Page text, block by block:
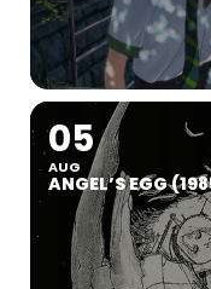
05
AUG
ANGEL’S EGG